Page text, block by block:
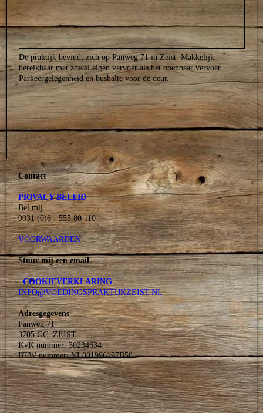
De praktijk bevindt zich op Panweg 71 in Zeist. Makkelijk
bereikbaar met zowel eigen vervoer als het openbaar vervoer.
Parkeergelegenheid en bushalte voor de deur.
Contact
PRIVACY BELEID
Bel mij
0031 (0)6 - 555 80 110
VOORWAARDEN
Stuur mij een email
COOKIEVERKLARING
INFO@VOEDINGSPRAKTIJKZEIST.NL
Adresgegevens
Panweg 71
3705 GC ZEIST
KvK nummer: 30234634
BTW nummer: NL001996197B58